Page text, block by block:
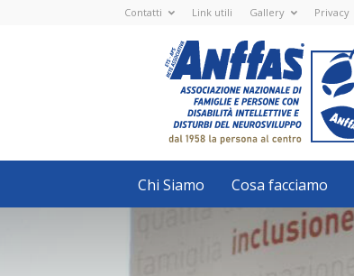
Contatti Link utili Gallery Privacy
Nazionale
ETS
-
APS
Associazione
Nazionale
di
Famiglie
e
con
disabilità
intellettive
neurosviluppo
Chi Siamo Cosa facciamo